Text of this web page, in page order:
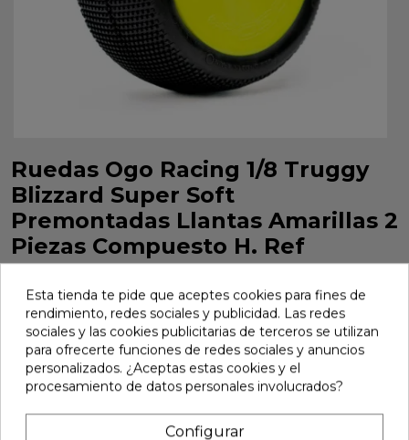
Ruedas Ogo Racing 1/8 Truggy
Blizzard Super Soft
Premontadas Llantas Amarillas 2
Piezas Compuesto H. Ref
HT2108GSSY
Ruedas Ogo Racing 1/8 Truggy Blizzard Super Soft
Premontadas Llantas Amarillas 2 Piezas Compuesto H. Ref
HT2108GSSY
Marca: Ogo Racing Ref:
32,50 €
Esta tienda te pide que aceptes cookies para fines de
rendimiento, redes sociales y publicidad. Las redes
sociales y las cookies publicitarias de terceros se utilizan
para ofrecerte funciones de redes sociales y anuncios
personalizados. ¿Aceptas estas cookies y el
procesamiento de datos personales involucrados?
Configurar